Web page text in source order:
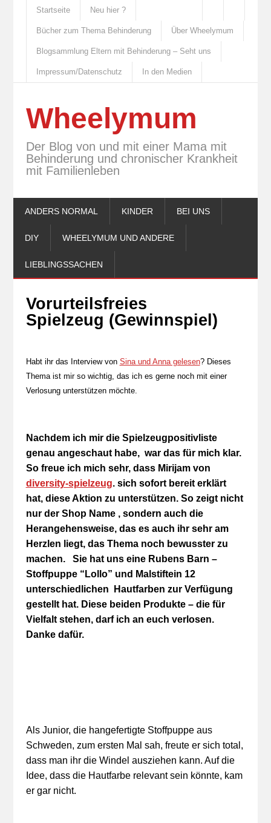
Startseite Neu hier ?
Bücher zum Thema Behinderung Über Wheelymum
Blogsammlung Eltern mit Behinderung – Seht uns
Impressum/Datenschutz In den Medien
Wheelymum
Der Blog von und mit einer Mama mit
Behinderung und chronischer Krankheit
mit Familienleben
ANDERS NORMAL KINDER BEI UNS
DIY WHEELYMUM UND ANDERE
LIEBLINGSSACHEN
Vorurteilsfreies
Spielzeug (Gewinnspiel)
Habt ihr das Interview von Sina und Anna gelesen? Dieses
Thema ist mir so wichtig, das ich es gerne noch mit einer
Verlosung unterstützen möchte.
Nachdem ich mir die Spielzeugpositivliste
genau angeschaut habe, war das für mich klar.
So freue ich mich sehr, dass Mirijam von
diversity-spielzeug. sich sofort bereit erklärt
hat, diese Aktion zu unterstützen. So zeigt nicht
nur der Shop Name , sondern auch die
Herangehensweise, das es auch ihr sehr am
Herzlen liegt, das Thema noch bewusster zu
machen. Sie hat uns eine Rubens Barn –
Stoffpuppe “Lollo” und Malstiftein 12
unterschiedlichen Hautfarben zur Verfügung
gestellt hat. Diese beiden Produkte – die für
Vielfalt stehen, darf ich an euch verlosen.
Danke dafür.
Als Junior, die hangefertigte Stoffpuppe aus
Schweden, zum ersten Mal sah, freute er sich total,
dass man ihr die Windel ausziehen kann. Auf die
Idee, dass die Hautfarbe relevant sein könnte, kam
er gar nicht.